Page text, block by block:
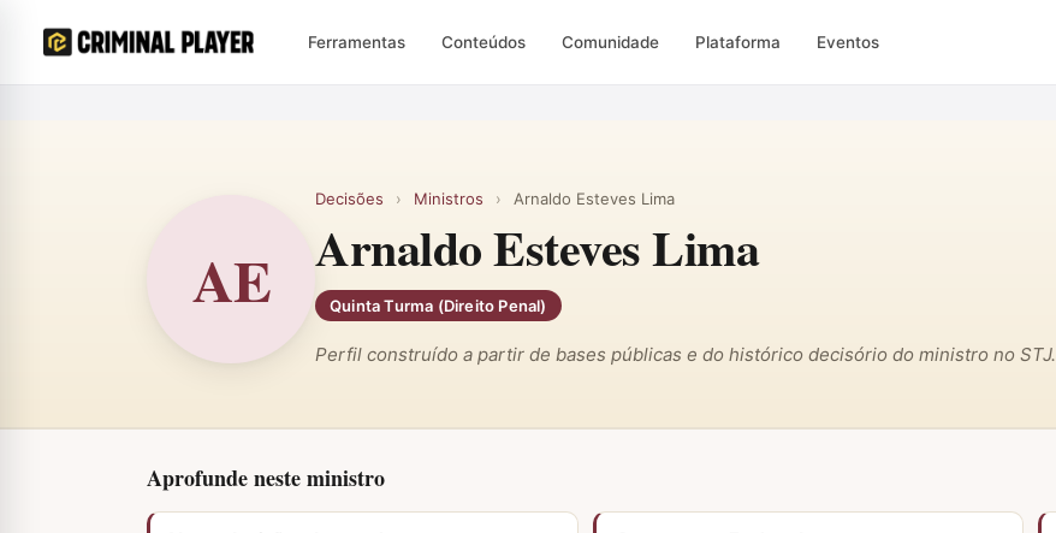
Ferramentas Conteúdos Comunidade Plataforma Eventos
AE
Decisões › Ministros › Arnaldo Esteves Lima
Arnaldo Esteves Lima
Quinta Turma (Direito Penal)
Perfil construído a partir de bases públicas e do histórico decisório do ministro no STJ.
Aprofunde neste ministro